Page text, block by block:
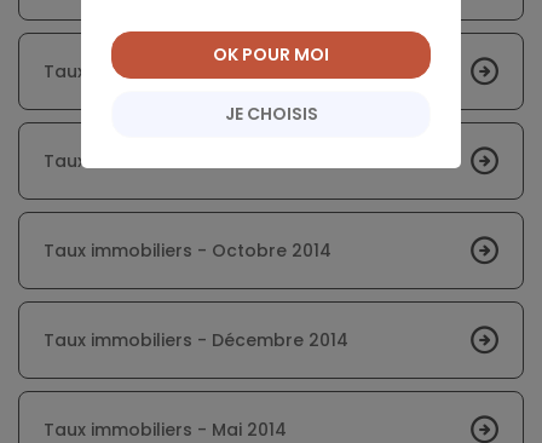
Taux immobiliers - Mars 2014
Taux immobiliers - Juin 2014
Taux immobiliers - Octobre 2014
Taux immobiliers - Décembre 2014
Taux immobiliers - Mai 2014
JE CHOISIS
OK POUR MOI